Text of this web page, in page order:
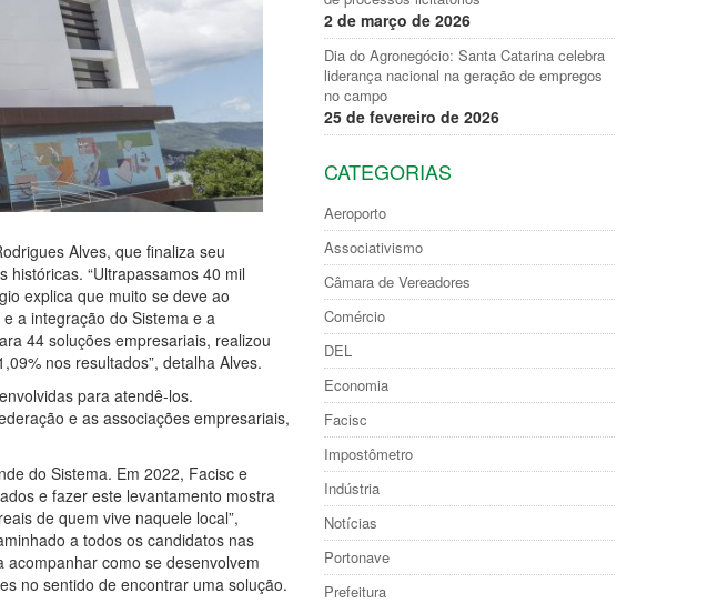
Alves, que finaliza seu
“Ultrapassamos 40 mil
explica que muito se deve ao
a integração do Sistema e a
44 soluções empresariais, realizou
nos resultados”, detalha Alves.
para atendê-los.
e as associações empresariais,
do Sistema. Em 2022, Facisc e
e fazer este levantamento mostra
de quem vive naquele local”,
a todos os candidatos nas
como se desenvolvem
no sentido de encontrar uma solução.
2 de março de 2026
Dia do Agronegócio: Santa Catarina celebra
liderança nacional na geração de empregos
no campo
25 de fevereiro de 2026
CATEGORIAS
Aeroporto
Associativismo
Câmara de Vereadores
Comércio
DEL
Economia
Facisc
Impostômetro
Indústria
Notícias
Portonave
Prefeitura